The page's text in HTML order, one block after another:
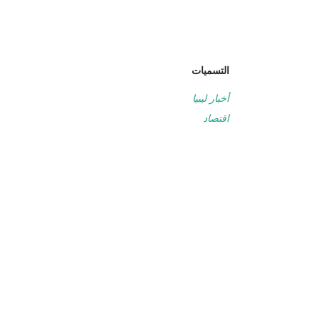
التسميات
أخبار ليبيا
اقتصاد